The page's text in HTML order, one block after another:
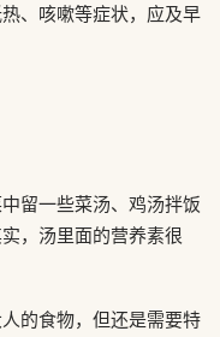
、咳嗽等症状，应及早
留一些菜汤、鸡汤拌饭
，汤里面的营养素很
的食物，但还是需要特